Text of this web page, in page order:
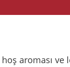
hoş aroması